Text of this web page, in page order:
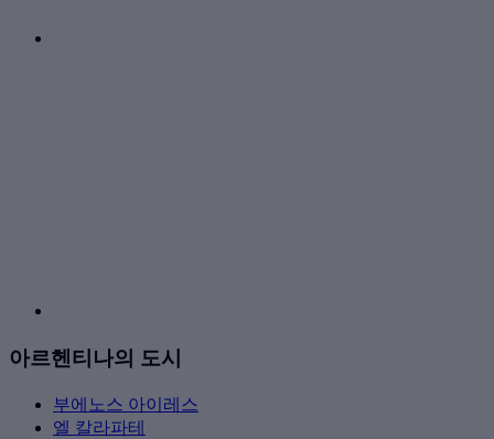
아르헨티나의 도시
부에노스 아이레스
엘 칼라파테